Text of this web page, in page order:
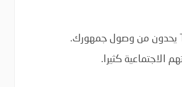
عمالقة وسائل التواصل الاجتماعي مثل Facebook و Twitter يحدون من وصول جمهورك.
الاجتماعية كثيرا.